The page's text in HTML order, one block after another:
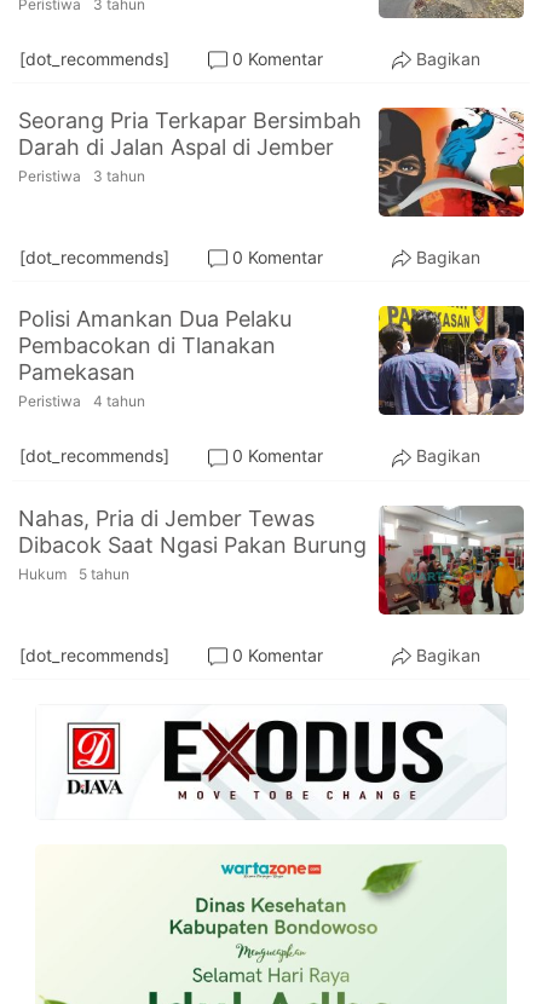
Peristiwa 3 tahun
[dot_recommends] 0 Komentar Bagikan
Seorang Pria Terkapar Bersimbah
Darah di Jalan Aspal di Jember
Peristiwa 3 tahun
[dot_recommends] 0 Komentar Bagikan
Polisi Amankan Dua Pelaku
Pembacokan di Tlanakan
Pamekasan
Peristiwa 4 tahun
[dot_recommends] 0 Komentar Bagikan
Nahas, Pria di Jember Tewas
Dibacok Saat Ngasi Pakan Burung
Hukum 5 tahun
[dot_recommends] 0 Komentar Bagikan